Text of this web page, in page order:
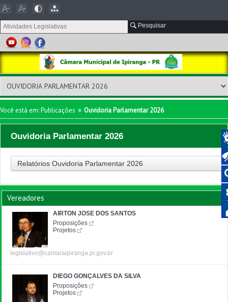
Pesquisar
Você está em:Publicações » Ouvidoria Parlamentar 2026
Ouvidoria Parlamentar 2026
Relatórios Ouvidoria Parlamentar 2026
Vereadores
AIRTON JOSE DOS SANTOS
Proposições
Projetos
legislativo@camaraipiranga.pr.gov.br
DIEGO GONÇALVES DA SILVA
Proposições
Projetos